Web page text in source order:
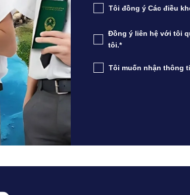
Tôi đồng ý Các điều
Đồng ý liên hệ với tôi
tôi.*
Tôi muốn nhận thông